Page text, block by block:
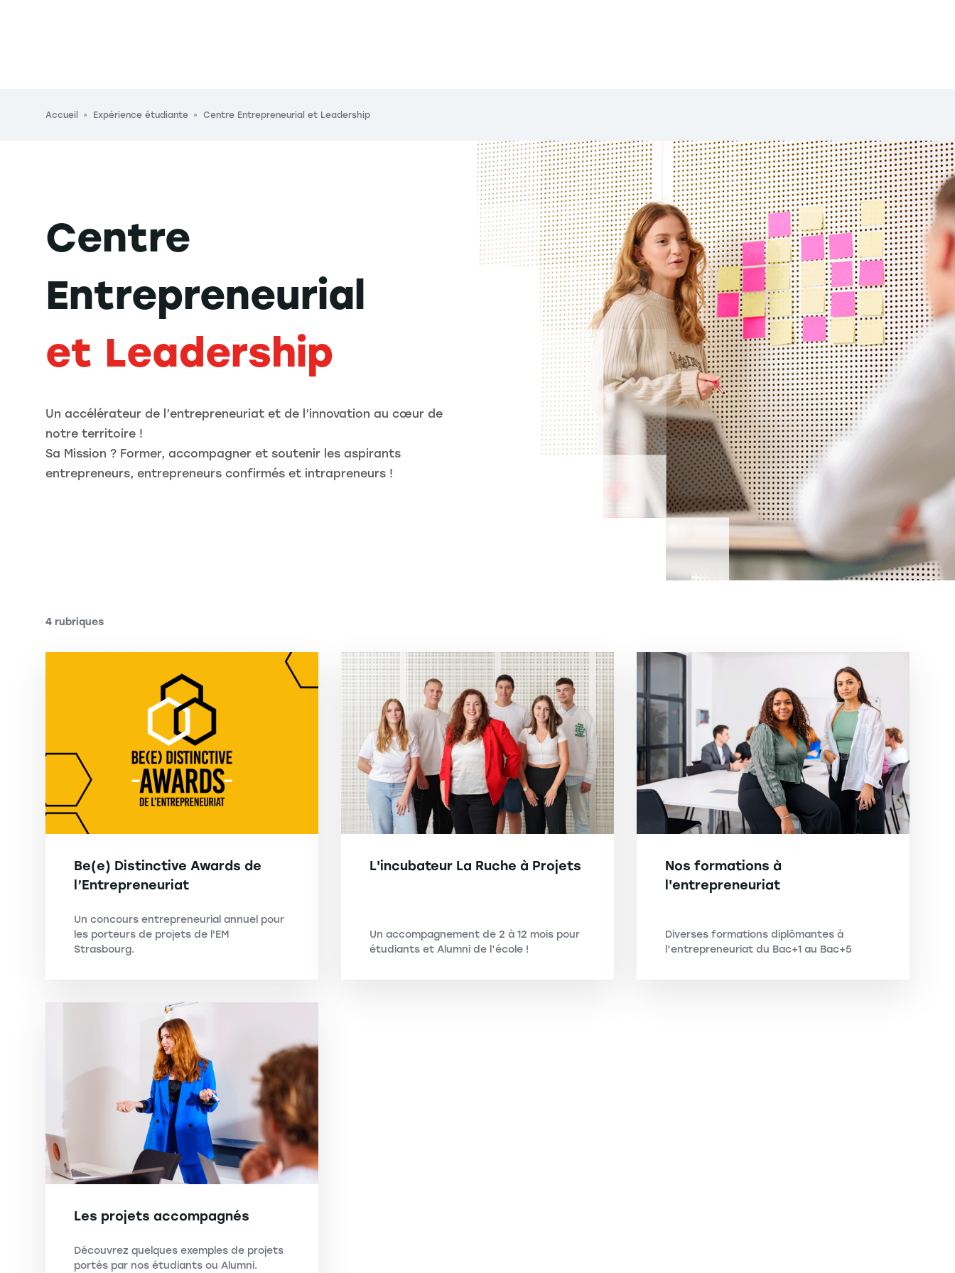
Fil d'Ariane
Accueil Expérience étudiante Centre Entrepreneurial et Leadership
Centre
Entrepreneurial
et Leadership
Un accélérateur de l’entrepreneuriat et de l’innovation au cœur de
notre territoire !
Sa Mission ? Former, accompagner et soutenir les aspirants
entrepreneurs, entrepreneurs confirmés et intrapreneurs !
4 rubriques
Be(e) Distinctive Awards de
l’Entrepreneuriat
Un concours entrepreneurial annuel pour
les porteurs de projets de l'EM
Strasbourg.
L'incubateur La Ruche à Projets
Un accompagnement de 2 à 12 mois pour
étudiants et Alumni de l’école !
Nos formations à
l'entrepreneuriat
Diverses formations diplômantes à
l’entrepreneuriat du Bac+1 au Bac+5
Les projets accompagnés
Découvrez quelques exemples de projets
portés par nos étudiants ou Alumni.